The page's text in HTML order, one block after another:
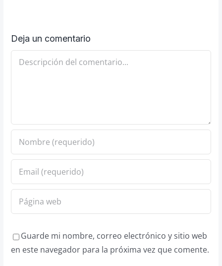
Deja un comentario
Comentario
Guarde mi nombre, correo electrónico y sitio web
en este navegador para la próxima vez que comente.